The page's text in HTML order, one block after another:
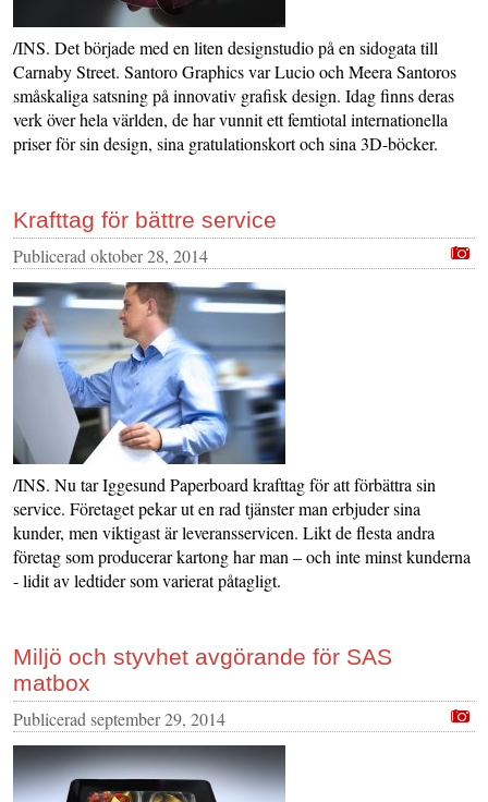
/INS. Det började med en liten designstudio på en sidogata till
Carnaby Street. Santoro Graphics var Lucio och Meera Santoros
småskaliga satsning på innovativ grafisk design. Idag finns deras
verk över hela världen, de har vunnit ett femtiotal internationella
priser för sin design, sina gratulationskort och sina 3D-böcker.
Krafttag för bättre service
Publicerad oktober 28, 2014
/INS. Nu tar Iggesund Paperboard krafttag för att förbättra sin
service. Företaget pekar ut en rad tjänster man erbjuder sina
kunder, men viktigast är leveransservicen. Likt de flesta andra
företag som producerar kartong har man – och inte minst kunderna
- lidit av ledtider som varierat påtagligt.
Miljö och styvhet avgörande för SAS
matbox
Publicerad september 29, 2014